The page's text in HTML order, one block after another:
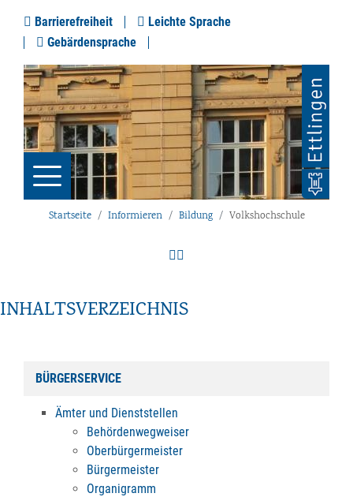
Barrierefreiheit
Leichte Sprache
Gebärdensprache
Startseite Informieren Bildung Volkshochschule
INHALTSVERZEICHNIS
BÜRGERSERVICE
Ämter und Dienststellen
Behördenwegweiser
Oberbürgermeister
Bürgermeister
Organigramm